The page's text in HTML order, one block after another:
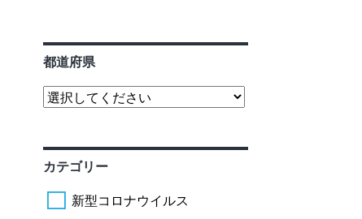
都道府県
カテゴリー
新型コロナウイルス